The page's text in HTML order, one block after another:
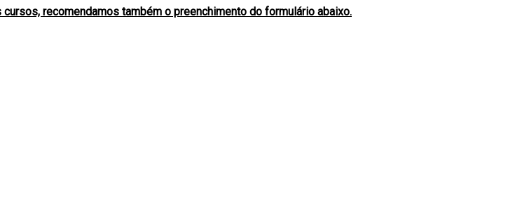
recomendamos também o preenchimento do formulário abaixo.